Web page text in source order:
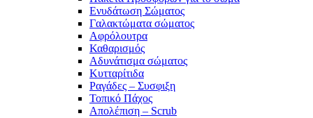
Ενυδάτωση Σώματος
Γαλακτώματα σώματος
Αφρόλουτρα
Καθαρισμός
Αδυνάτισμα σώματος
Κυτταρίτιδα
Ραγάδες – Συσφιξη
Τοπικό Πάχος
Απολέπιση – Scrub